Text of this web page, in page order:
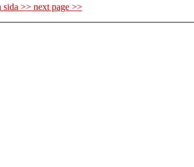
sida >> next page >>